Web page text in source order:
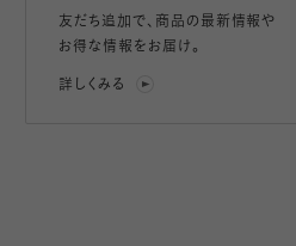
友だち追加で、 商品の最新情報や
お得な情報をお届け。
詳しくみる